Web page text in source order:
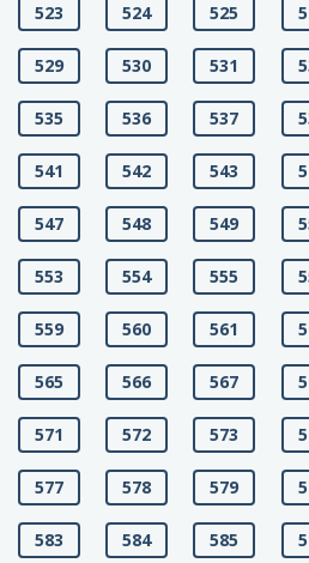
523 524 525
529 530 531
535 536 537
541 542 543
547 548 549
553 554 555
559 560 561
565 566 567
571 572 573
577 578 579
583 584 585